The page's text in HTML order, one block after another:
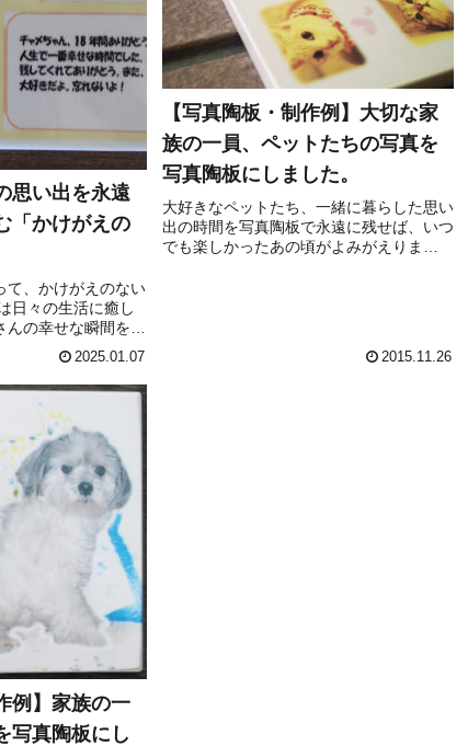
思い出を永遠
かけがえの
て、かけがえのない
日々の生活に癒し
の幸せな瞬間を共
う。温かな記憶をど
に残そうかと思い悩
でしょうか。私たち
2025.01.07
【写真陶板・制作例】大切な家
族の一員、ペットたちの写真を
写真陶板にしました。
大好きなペットたち、一緒に暮らした思い
出の時間を写真陶板で永遠に残せば、いつ
でも楽しかったあの頃がよみがえりま
2015.11.26
例】家族の一
写真陶板にし